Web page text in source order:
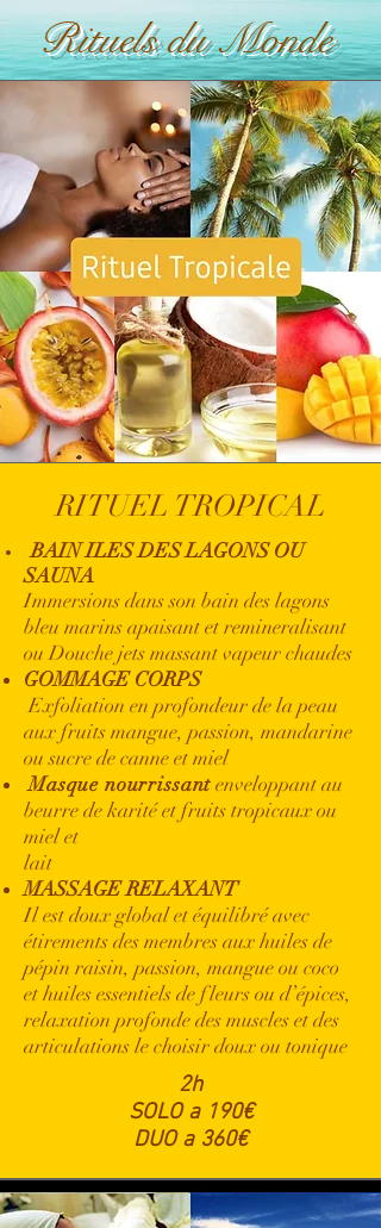
Rituels du Monde
RITUEL TROPICAL
BAIN ILES DES LAGONS OU
SAUNA
Immersions dans son bain des lagons
bleu marins apaisant et remineralisant
ou Douche jets massant vapeur chaudes
GOMMAGE CORPS
Exfoliation en profondeur de la peau
aux fruits mangue, passion, mandarine
ou sucre de canne et miel
Masque nourrissantenveloppant au
beurrede karité et fruits tropicaux ou
miel et
lait
MASSAGE RELAXANT
Il est doux global et équilibré avec
étirements des membres aux huiles de
pépin raisin, passion, mangue ou coco
et huiles essentiels de fleurs ou d’épices,
relaxation profonde des muscles et des
articulations le choisir doux ou tonique
2h
SOLO a 190€
DUO a 360€